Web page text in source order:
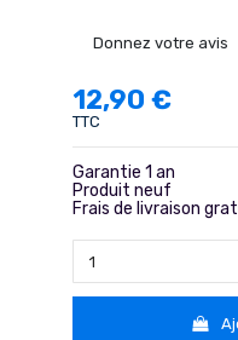
Donnez votre avis
12,90 €
TTC
Garantie 1 an
Produit neuf
Frais de livraison